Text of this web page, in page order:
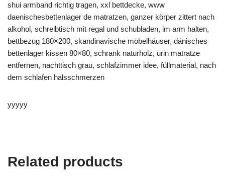
shui armband richtig tragen, xxl bettdecke, www
daenischesbettenlager de matratzen, ganzer körper zittert nach
alkohol, schreibtisch mit regal und schubladen, im arm halten,
bettbezug 180×200, skandinavische möbelhäuser, dänisches
bettenlager kissen 80×80, schrank naturholz, urin matratze
entfernen, nachttisch grau, schlafzimmer idee, füllmaterial, nach
dem schlafen halsschmerzen
yyyyy
Related products